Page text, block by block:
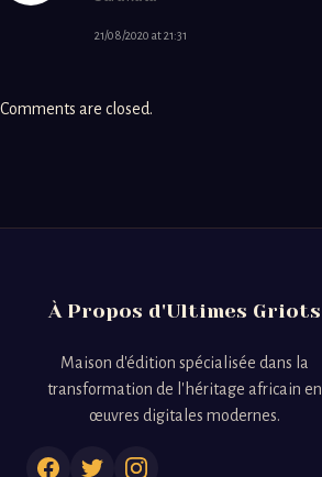
21/08/2020 at 21:31
Comments are closed.
À Propos d'Ultimes Griots
Maison d'édition spécialisée dans la
transformation de l'héritage africain en
œuvres digitales modernes.